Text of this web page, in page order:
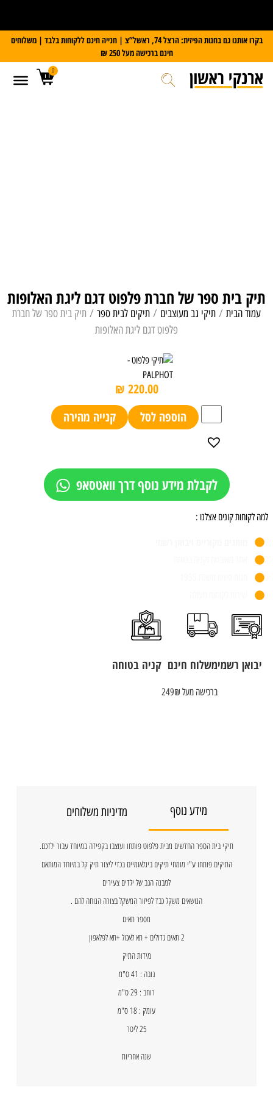
על כל מזוודת Slazenger קבלו משקל דיגיטלי במתנה
בקרו אותנו גם בחנות הפיזית: הרצל 74, ראשל”צ | חנייה חינם ללקוחות בלבד | משלוחים
חינם ברכישה מעל 250 ₪
0
תיק בית ספר של חברת פלפוט דגם ליגת האלופות
עמוד הבית / תיקי גב מעוצבים / תיקים לבית ספר / תיק בית ספר של חברת
פלפוט דגם ליגת האלופות
₪ 220.00
הוספה לסל
קנייה מהירה
לקבלת מידע נוסף דרך וואטסאפ
למה לקוחות קונים אצלנו :
יבואן רשמימשלוח חינם
ברכישה מעל 249₪
קניה בטוחה
מידע נוסף מדיניות משלוחים
תיקי בית הספר החדשים מבית פלפוט פותחו ועוצבו בקפידה במיוחד עבור ילדכם.
התיקים פותחו ע"י מומחי תיקים בינלאומיים בכדי ליצור תיק קל במיוחד המותאם
למבנה הגב של ילדים צעירים
הנושאים משקל כבד לפיזור המשקל בצורה הנוחה להם .
מספר תאים
2 תאים גדולים + תא לאכול +תא לפלאפון
מידות התיק
גובה : 41 ס"מ
רוחב : 29 ס"מ
עומק : 18 ס"מ
25 ליטר
שנה אחריות